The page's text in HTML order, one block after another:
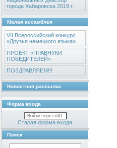
города Хабаровска 2019 г.
Малая ассамблея
VII Всероссийский конкурс
«Друзья немецкого языка»
ПРОЕКТ «ПРАВНУКИ
ПОБЕДИТЕЛЕЙ»
ПОЗДРАВЛЯЕМ!!!
Новостная рассылка
Форма входа
Войти через uID
Старая форма входа
Поиск